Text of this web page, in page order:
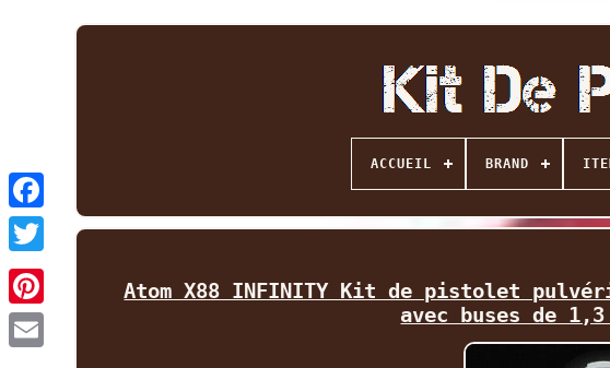
Facebook
Twitter
ACCUEIL BRAND
Atom X88 INFINITY Kit de pistolet
avec buses de